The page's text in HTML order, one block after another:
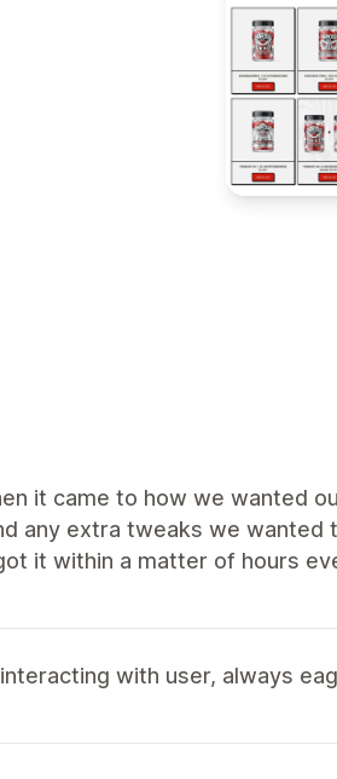
it came to how we wanted
any extra tweaks we wanted
it within a matter of hours
with user, always